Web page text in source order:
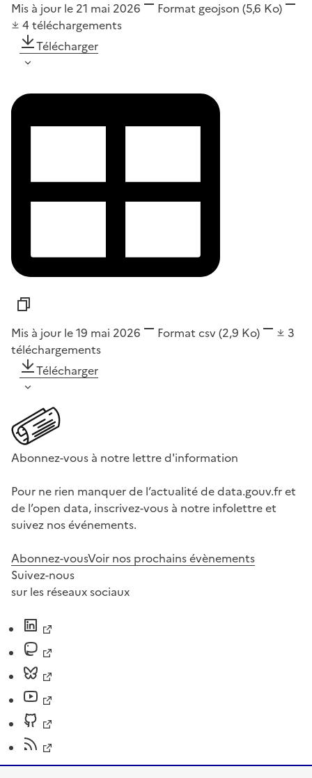
Mis à jour le 21 mai 2026 Format geojson (5,6 Ko)
4 téléchargements
Télécharger
Mis à jour le 19 mai 2026 Format csv(2,9 Ko)
3
téléchargements
Télécharger
Abonnez-vous à notre lettre d'information
Pour ne rien manquer de l’actualité de data.gouv.fr et
de l’open data, inscrivez-vous à notre infolettre et
suivez nos événements.
Abonnez-vousVoir nos prochains évènements
Suivez-nous
sur les réseaux sociaux